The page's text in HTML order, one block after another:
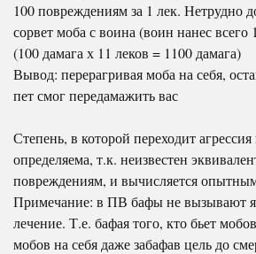
100 повреждениям за 1 лек. Нетрудно
сорвет моба с воина (воин нанес всего
(100 дамага х 11 леков = 1100 дамага)
Вывод: перерагривая моба на себя,
пет смог передамажить вас
Степень, в которой переходит
определяема, т.к. неизвестен
повреждениям, и вычисляется
Примечание: в ПВ бафы не вызывают
лечение. Т.е. бафая того, кто бьет
мобов на себя даже забафав цель до